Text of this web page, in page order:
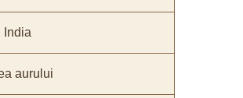
India
aurului